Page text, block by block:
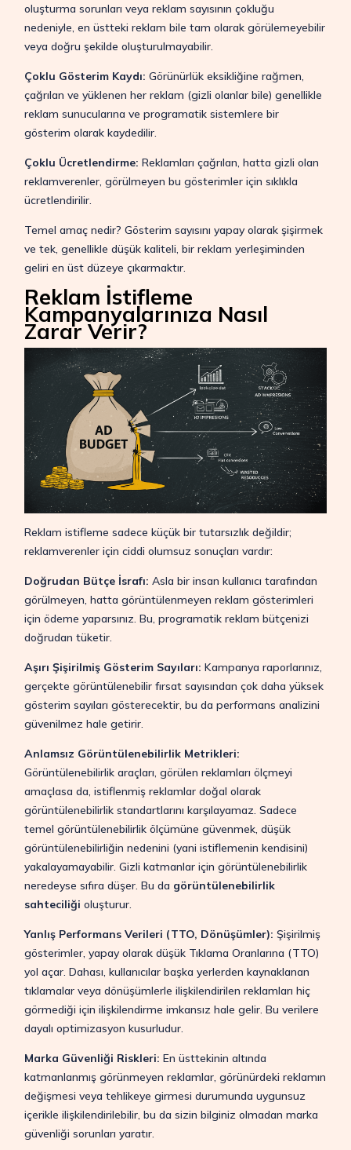
oluşturma sorunları veya reklam sayısının çokluğu
nedeniyle, en üstteki reklam bile tam olarak görülemeyebilir
veya doğru şekilde oluşturulmayabilir.
Çoklu Gösterim Kaydı: Görünürlük eksikliğine rağmen,
çağrılan ve yüklenen her reklam (gizli olanlar bile) genellikle
reklam sunucularına ve programatik sistemlere bir
gösterim olarak kaydedilir.
Çoklu Ücretlendirme: Reklamları çağrılan, hatta gizli olan
reklamverenler, görülmeyen bu gösterimler için sıklıkla
ücretlendirilir.
Temel amaç nedir? Gösterim sayısını yapay olarak şişirmek
ve tek, genellikle düşük kaliteli, bir reklam yerleşiminden
geliri en üst düzeye çıkarmaktır.
Reklam İstifleme
Kampanyalarınıza Nasıl
Zarar Verir?
Reklam istifleme sadece küçük bir tutarsızlık değildir;
reklamverenler için ciddi olumsuz sonuçları vardır:
Doğrudan Bütçe İsrafı: Asla bir insan kullanıcı tarafından
görülmeyen, hatta görüntülenmeyen reklam gösterimleri
için ödeme yaparsınız. Bu, programatik reklam bütçenizi
doğrudan tüketir.
Aşırı Şişirilmiş Gösterim Sayıları: Kampanya raporlarınız,
gerçekte görüntülenebilir fırsat sayısından çok daha yüksek
gösterim sayıları gösterecektir, bu da performans analizini
güvenilmez hale getirir.
Anlamsız Görüntülenebilirlik Metrikleri:
Görüntülenebilirlik araçları, görülen reklamları ölçmeyi
amaçlasa da, istiflenmiş reklamlar doğal olarak
görüntülenebilirlik standartlarını karşılayamaz. Sadece
temel görüntülenebilirlik ölçümüne güvenmek, düşük
görüntülenebilirliğin nedenini (yani istiflemenin kendisini)
yakalayamayabilir. Gizli katmanlar için görüntülenebilirlik
neredeyse sıfıra düşer. Bu da görüntülenebilirlik
sahteciliği oluşturur.
Yanlış Performans Verileri (TTO, Dönüşümler): Şişirilmiş
gösterimler, yapay olarak düşük Tıklama Oranlarına (TTO)
yol açar. Dahası, kullanıcılar başka yerlerden kaynaklanan
tıklamalar veya dönüşümlerle ilişkilendirilen reklamları hiç
görmediği için ilişkilendirme imkansız hale gelir. Bu verilere
dayalı optimizasyon kusurludur.
Marka Güvenliği Riskleri: En üsttekinin altında
katmanlanmış görünmeyen reklamlar, görünürdeki reklamın
değişmesi veya tehlikeye girmesi durumunda uygunsuz
içerikle ilişkilendirilebilir, bu da sizin bilginiz olmadan marka
güvenliği sorunları yaratır.